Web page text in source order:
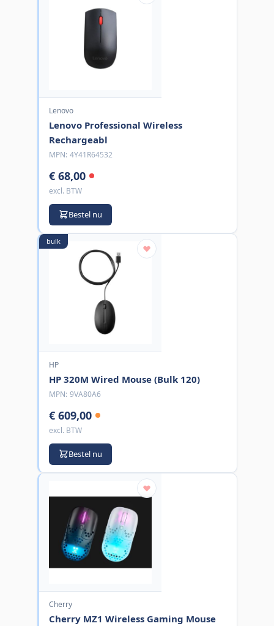
Lenovo
Lenovo Professional Wireless
Rechargeabl
MPN: 4Y41R64532
€ 68,00
excl. BTW
Bestel nu
bulk
HP
HP 320M Wired Mouse (Bulk 120)
MPN: 9VA80A6
€ 609,00
excl. BTW
Bestel nu
Cherry
Cherry MZ1 Wireless Gaming Mouse